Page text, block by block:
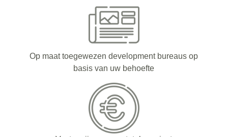
Op maat toegewezen development bureaus op
basis van uw behoefte